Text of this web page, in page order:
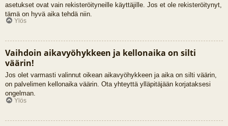
asetukset ovat vain rekisteröityneille käyttäjille. Jos et ole rekisteröitynyt,
tämä on hyvä aika tehdä niin.
Ylös
Vaihdoin aikavyöhykkeen ja kellonaika on silti
väärin!
Jos olet varmasti valinnut oikean aikavyöhykkeen ja aika on silti väärin,
on palvelimen kellonaika väärin. Ota yhteyttä ylläpitäjään korjataksesi
ongelman.
Ylös